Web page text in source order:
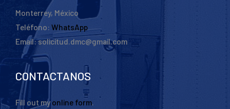
Monterrey, México
Teléfono: WhatsApp
Email: solicitud.dmc@gmail.com
CONTACTANOS
Fill out my online form.